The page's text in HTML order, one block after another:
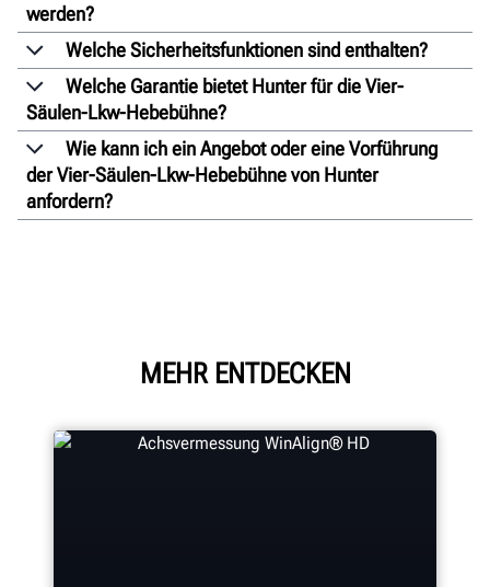
werden?
Welche Sicherheitsfunktionen sind enthalten?
Welche Garantie bietet Hunter für die Vier-
Säulen-Lkw-Hebebühne?
Wie kann ich ein Angebot oder eine Vorführung
der Vier-Säulen-Lkw-Hebebühne von Hunter
anfordern?
MEHR ENTDECKEN